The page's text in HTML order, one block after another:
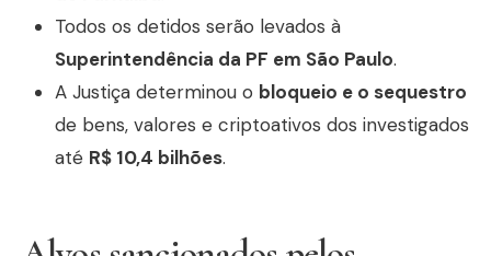
Todos os detidos serão levados à
Superintendência da PF em São Paulo.
A Justiça determinou o bloqueio e o sequestro
de bens, valores e criptoativos dos investigados
até R$ 10,4 bilhões.